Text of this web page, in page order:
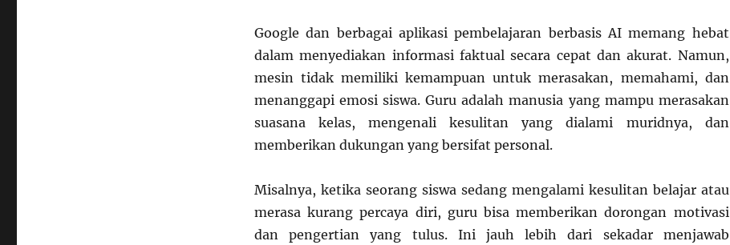
Google dan berbagai aplikasi pembelajaran berbasis AI memang hebat
dalam menyediakan informasi faktual secara cepat dan akurat. Namun,
mesin tidak memiliki kemampuan untuk merasakan, memahami, dan
menanggapi emosi siswa. Guru adalah manusia yang mampu merasakan
suasana kelas, mengenali kesulitan yang dialami muridnya, dan
memberikan dukungan yang bersifat personal.
Misalnya, ketika seorang siswa sedang mengalami kesulitan belajar atau
merasa kurang percaya diri, guru bisa memberikan dorongan motivasi
dan pengertian yang tulus. Ini jauh lebih dari sekadar menjawab